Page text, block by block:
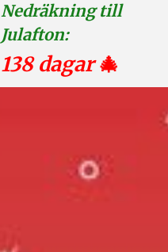
Nedräkning till
Julafton:
138 dagar🎄